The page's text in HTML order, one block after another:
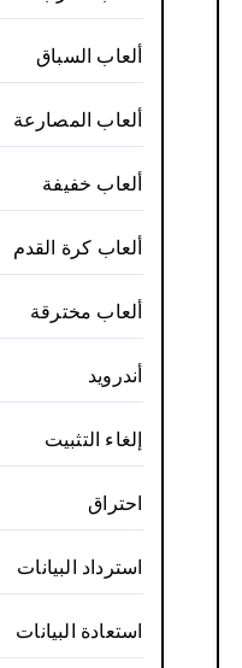
ألعاب السباق
ألعاب المصارعة
ألعاب خفيفة
ألعاب كرة القدم
ألعاب مخترقة
أندرويد
إلغاء التثبيت
احتراق
استرداد البيانات
استعادة البيانات